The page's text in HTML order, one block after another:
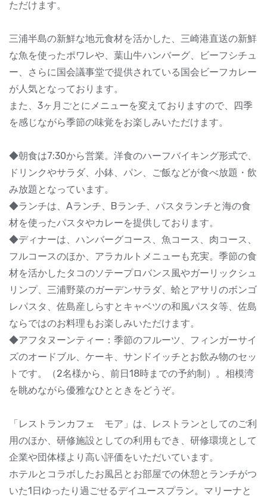
ただけます。
三浦半島の新鮮な地元食材を活かした、三崎港直送の新鮮
な魚を使ったポワレや、葉山牛ハンバーグ、ビーフシチュ
ー、さらに国会議事堂で提供されている国会ビーフカレー
が人気となっております。
また、3ヶ月ごとにメニューを変えておりますので、四季
を感じながら季節の味覚をお楽しみいただけます。
◆朝食は7:30から営業。洋食のハーフバイキング形式で、
ドリンクやサラダ、小鉢、パン、ご飯などが食べ放題・飲
み放題となっています。
◆ランチは、Aランチ、Bランチ、パスタランチと海の食
材を使ったパスタやカレーを提供しております。
◆ディナーは、ハンバーグコース、魚コース、肉コース、
フルコースのほか、アラカルトメニューも充実。季節の食
材を活かしたタコのソテープロバンス風やガーリックシュ
リンプ、三浦野菜のガーデンサラダ、蛤とアサリのボンゴ
レパスタ、佐島産しらすとキャベツの和風パスタ等、佐島
ならではのお料理もお楽しみいただけます。
◆アフタヌーンティー：季節のフルーツ、フィンガーサイ
ズのオードブル、ケーキ、サンドイッチとお飲み物のセッ
トです。（2名様から、前日18時までの予約制）。相模湾
を眺めながら優雅なひとときをどうぞ。
「レストランカフェ モア」は、レストランとしてのご利
用のほか、研修施設としての利用もでき、研修環境として
企業や団体様より高い評価をいただいています。
ホテルとコラボしたお風呂とお部屋での休憩とランチがつ
いた1日ゆったり過ごせるデイユースプラン。マリーナと